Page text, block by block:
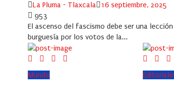
Author
La Pluma - Tlaxcala
Posted
16 septiembre, 2025
953
El ascenso del fascismo debe ser una
burguesía por los votos de la...
Mundo